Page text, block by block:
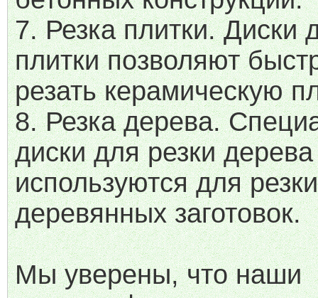
7. Резка плитки. Диски
плитки позволяют
резать керамическую
8. Резка дерева.
диски для резки дерева
используются для резки
деревянных заготовок.
Мы уверены, что наши